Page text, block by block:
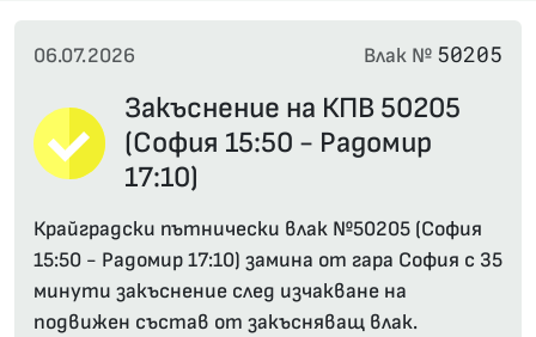
06.07.2026 Влак № 50205
Закъснение на КПВ 50205
(София 15:50 - Радомир
17:10)
Крайградски пътнически влак №50205 (София
15:50 - Радомир 17:10) замина от гара София с 35
минути закъснение след изчакване на
подвижен състав от закъсняващ влак.